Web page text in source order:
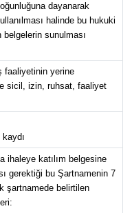
dayanarak
halinde bu hukuki
sunulması
faaliyetinin yerine
sicil, izin, ruhsat, faaliyet
ihaleye katılım belgesine
gerektiği bu Şartnamenin 7
şartnamede belirtilen